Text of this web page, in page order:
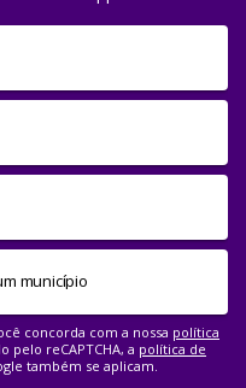
concorda com a nossa política
pelo reCAPTCHA, a política de
também se aplicam.